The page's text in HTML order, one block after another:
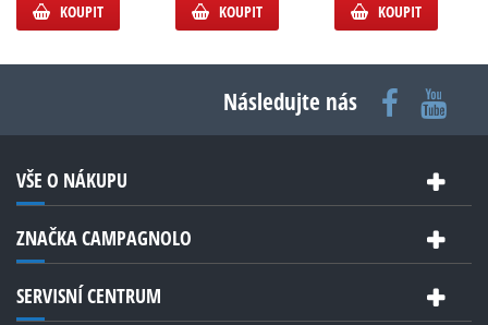
KOUPIT KOUPIT KOUPIT
Následujte nás
VŠE O NÁKUPU
ZNAČKA CAMPAGNOLO
SERVISNÍ CENTRUM